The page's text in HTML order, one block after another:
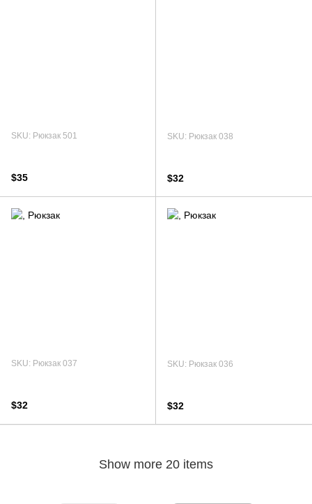
SKU: Рюкзак 501
$35
SKU: Рюкзак 038
$32
SKU: Рюкзак 037
$32
SKU: Рюкзак 036
$32
Show more 20 items